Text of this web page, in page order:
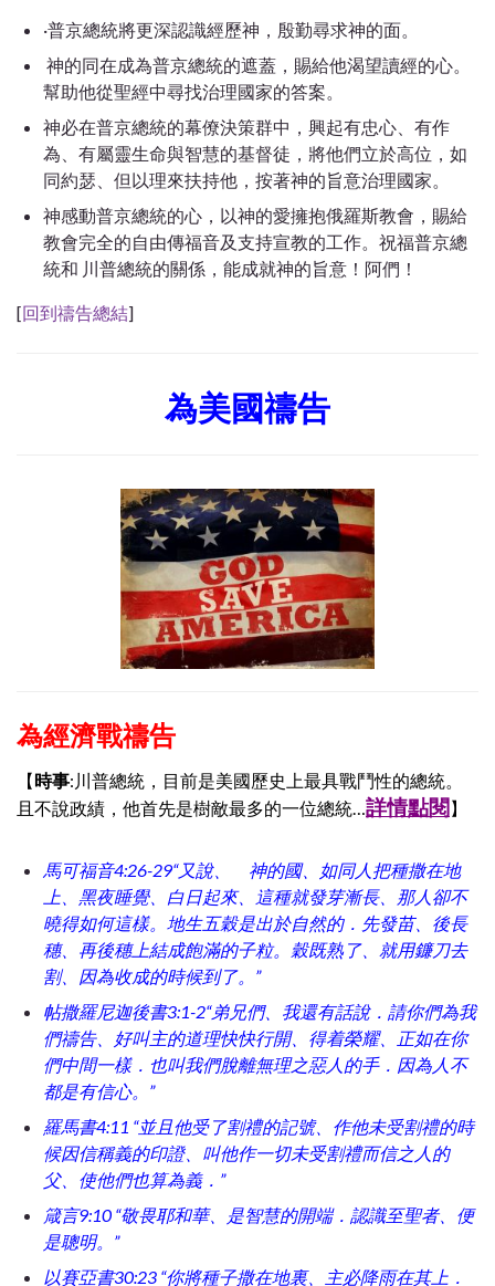
·普京總統將更深認識經歷神，殷勤尋求神的面。
神的同在成為普京總統的遮蓋，賜給他渴望讀經的心。
幫助他從聖經中尋找治理國家的答案。
神必在普京總統的幕僚決策群中，興起有忠心、有作
為、有屬靈生命與智慧的基督徒，將他們立於高位，如
同約瑟、但以理來扶持他，按著神的旨意治理國家。
神感動普京總統的心，以神的愛擁抱俄羅斯教會，賜給
教會完全的自由傳福音及支持宣教的工作。祝福普京總
統和 川普總統的關係，能成就神的旨意！阿們！
[回到禱告總結]
為美國禱告
為經濟戰禱告
【時事: 川普總統，目前是美國歷史上最具戰鬥性的總統。
且不說政績，他首先是樹敵最多的一位總統…詳情點閱】
馬可福音4:26-29“又說、 神的國、如同人把種撒在地
上、黑夜睡覺、白日起來、這種就發芽漸長、那人卻不
曉得如何這樣。地生五穀是出於自然的．先發苗、後長
穗、再後穗上結成飽滿的子粒。穀既熟了、就用鐮刀去
割、因為收成的時候到了。”
帖撒羅尼迦後書3:1-2“弟兄們、我還有話說．請你們為我
們禱告、好叫主的道理快快行開、得着榮耀、正如在你
們中間一樣．也叫我們脫離無理之惡人的手．因為人不
都是有信心。”
羅馬書4:11 “並且他受了割禮的記號、作他未受割禮的時
候因信稱義的印證、叫他作一切未受割禮而信之人的
父、使他們也算為義．”
箴言9:10 “敬畏耶和華、是智慧的開端．認識至聖者、便
是聰明。”
以賽亞書30:23 “你將種子撒在地裏、主必降雨在其上．